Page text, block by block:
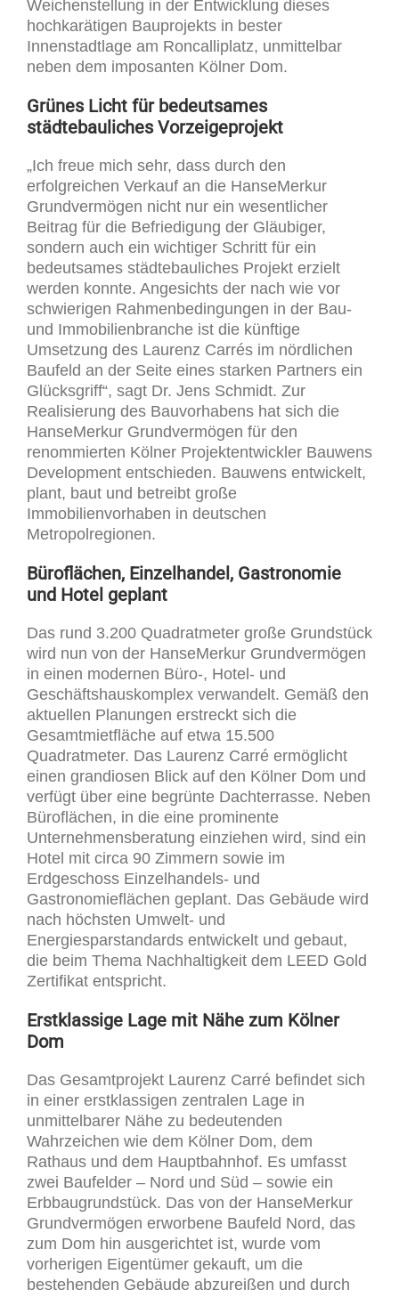
Weichenstellung in der Entwicklung dieses
hochkarätigen Bauprojekts in bester
Innenstadtlage am Roncalliplatz, unmittelbar
neben dem imposanten Kölner Dom.
Grünes Licht für bedeutsames
städtebauliches Vorzeigeprojekt
„Ich freue mich sehr, dass durch den
erfolgreichen Verkauf an die HanseMerkur
Grundvermögen nicht nur ein wesentlicher
Beitrag für die Befriedigung der Gläubiger,
sondern auch ein wichtiger Schritt für ein
bedeutsames städtebauliches Projekt erzielt
werden konnte. Angesichts der nach wie vor
schwierigen Rahmenbedingungen in der Bau-
und Immobilienbranche ist die künftige
Umsetzung des Laurenz Carrés im nördlichen
Baufeld an der Seite eines starken Partners ein
Glücksgriff“, sagt Dr. Jens Schmidt. Zur
Realisierung des Bauvorhabens hat sich die
HanseMerkur Grundvermögen für den
renommierten Kölner Projektentwickler Bauwens
Development entschieden. Bauwens entwickelt,
plant, baut und betreibt große
Immobilienvorhaben in deutschen
Metropolregionen.
Büroflächen, Einzelhandel, Gastronomie
und Hotel geplant
Das rund 3.200 Quadratmeter große Grundstück
wird nun von der HanseMerkur Grundvermögen
in einen modernen Büro-, Hotel- und
Geschäftshauskomplex verwandelt. Gemäß den
aktuellen Planungen erstreckt sich die
Gesamtmietfläche auf etwa 15.500
Quadratmeter. Das Laurenz Carré ermöglicht
einen grandiosen Blick auf den Kölner Dom und
verfügt über eine begrünte Dachterrasse. Neben
Büroflächen, in die eine prominente
Unternehmensberatung einziehen wird, sind ein
Hotel mit circa 90 Zimmern sowie im
Erdgeschoss Einzelhandels- und
Gastronomieflächen geplant. Das Gebäude wird
nach höchsten Umwelt- und
Energiesparstandards entwickelt und gebaut,
die beim Thema Nachhaltigkeit dem LEED Gold
Zertifikat entspricht.
Erstklassige Lage mit Nähe zum Kölner
Dom
Das Gesamtprojekt Laurenz Carré befindet sich
in einer erstklassigen zentralen Lage in
unmittelbarer Nähe zu bedeutenden
Wahrzeichen wie dem Kölner Dom, dem
Rathaus und dem Hauptbahnhof. Es umfasst
zwei Baufelder – Nord und Süd – sowie ein
Erbbaugrundstück. Das von der HanseMerkur
Grundvermögen erworbene Baufeld Nord, das
zum Dom hin ausgerichtet ist, wurde vom
vorherigen Eigentümer gekauft, um die
bestehenden Gebäude abzureißen und durch